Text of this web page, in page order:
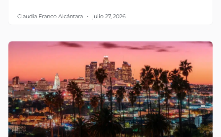
Claudia Franco Alcántara julio 27, 2026